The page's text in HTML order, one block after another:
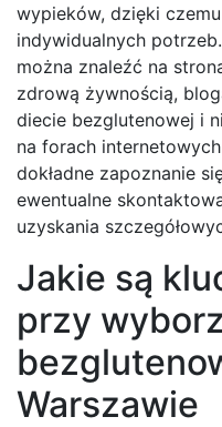
wypieków, dzięki
indywidualnych
można znaleźć na
zdrową żywnością,
diecie bezglutenowej i
na forach
dokładne zapoznanie
ewentualne
uzyskania
Jakie są
przy
Warszawie